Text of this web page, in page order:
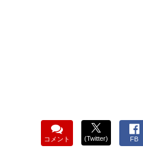
コメント (Twitter) FB